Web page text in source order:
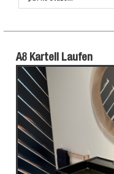
A8 Kartell Laufen